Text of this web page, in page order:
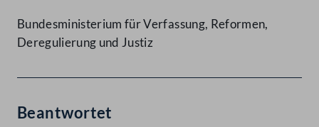
Bundesministerium für Verfassung, Reformen,
Deregulierung und Justiz
Beantwortet